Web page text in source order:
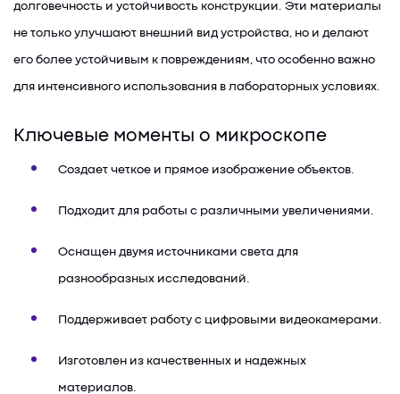
долговечность и устойчивость конструкции. Эти материалы
не только улучшают внешний вид устройства, но и делают
его более устойчивым к повреждениям, что особенно важно
для интенсивного использования в лабораторных условиях.
Ключевые моменты о микроскопе
Создает четкое и прямое изображение объектов.
Подходит для работы с различными увеличениями.
Оснащен двумя источниками света для
разнообразных исследований.
Поддерживает работу с цифровыми видеокамерами.
Изготовлен из качественных и надежных
материалов.